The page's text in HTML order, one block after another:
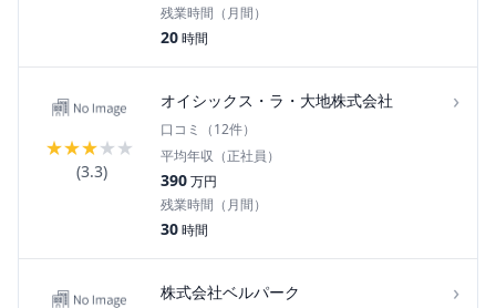
残業時間（月間）
20時間
★★★★★
(3.3)
オイシックス・ラ・大地株式会社 ›
口コミ（12件）
平均年収（正社員）
390万円
残業時間（月間）
30時間
株式会社ベルパーク ›